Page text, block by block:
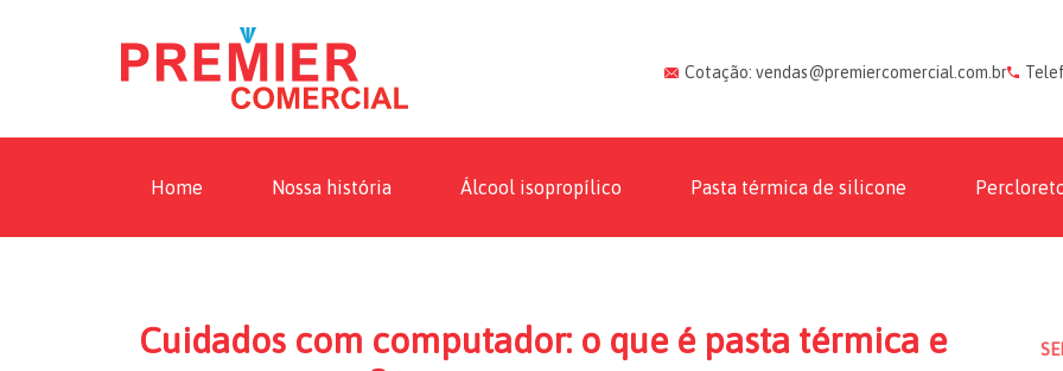
Cotação: vendas@premiercomercial.com.br
Home Nossa história Álcool isopropílico Pasta térmica de silicone
Cuidados com computador: o que é pasta térmica e